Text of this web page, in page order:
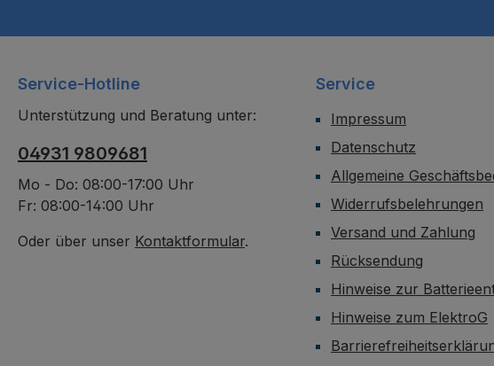
Service-Hotline
Unterstützung und Beratung unter:
04931 9809681
Mo - Do: 08:00-17:00 Uhr
Fr: 08:00-14:00 Uhr
Oder über unser Kontaktformular.
Service
Impressum
Datenschutz
Allgemeine
Widerrufsbelehrungen
Versand und Zahlung
Rücksendung
Hinweise zur
Hinweise zum ElektroG